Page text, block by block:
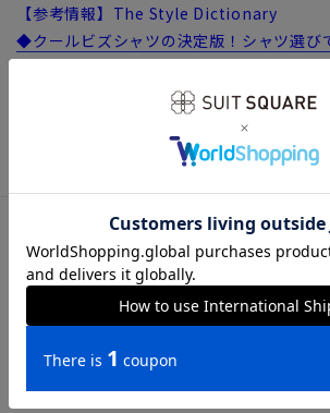
【参考情報】The Style Dictionary
◆クールビズシャツの決定版！シャツ選び
ビジネス ワイシャツ ノーアイロン ノ
アイテム詳細
【襟】ボタンダウン
【後身頃】ヨーク／背ダーツ
【モデル】UL2020（スリムフィット-N）